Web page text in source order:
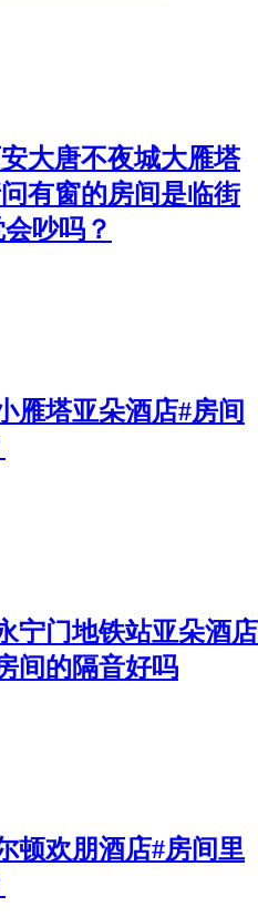
大唐不夜城大雁塔
有窗的房间是临街
吵吗？
雁塔亚朵酒店#房间
宁门地铁站亚朵酒店
间的隔音好吗
顿欢朋酒店#房间里